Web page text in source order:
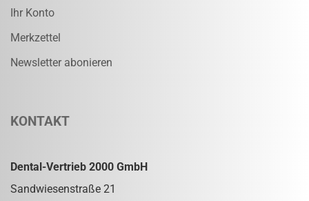
Ihr Konto
Merkzettel
Newsletter abonieren
KONTAKT
Dental-Vertrieb 2000 GmbH
Sandwiesenstraße 21